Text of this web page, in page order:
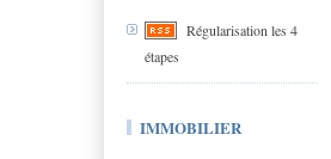
Régularisation les 4
étapes
IMMOBILIER